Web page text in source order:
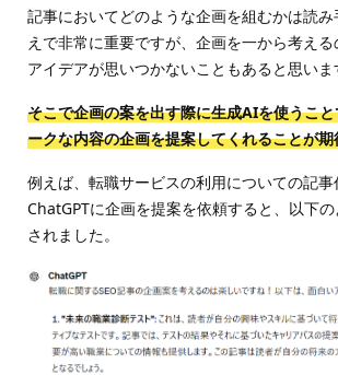
記事においてどのような企画を組むかは読み
えで非常に重要ですが、企画を一から考え
アイデアが思いつかないこともあると思いま
そこで企画の案を出す際に生成AIを使うこ
ークな内容の企画を提案してくれることが
例えば、転職サービスの利用についての記事
ChatGPTに企画を提案を依頼すると、以下
されました。